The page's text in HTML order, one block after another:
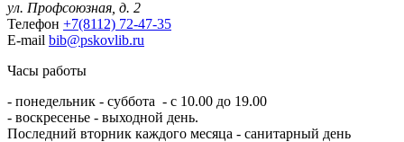
ул. Профсоюзная, д. 2
Телефон +7(8112) 72-47-35
E-mail bib@pskovlib.ru
Часы работы
- понедельник - суббота - с 10.00 до 19.00
- воскресенье - выходной день.
Последний вторник каждого месяца - санитарный день